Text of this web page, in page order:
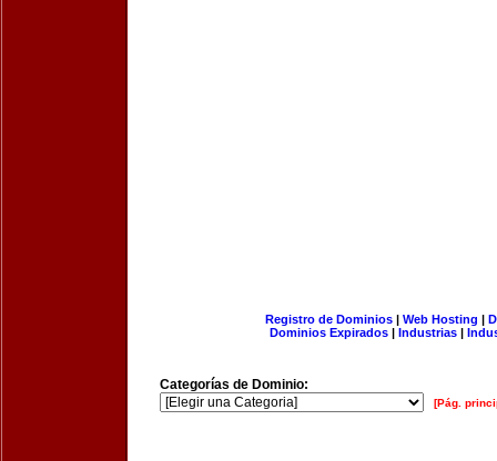
Registro de Dominios| Web Hosting |
Dominios Expirados | Industrias |
Categorías de Dominio:
[Pág.